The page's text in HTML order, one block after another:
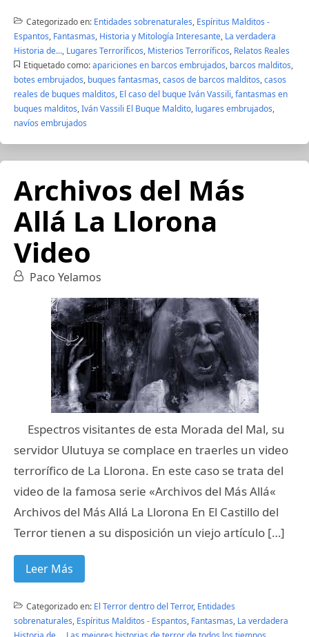
Categorizado en: Entidades sobrenaturales, Espíritus Malditos -
Espantos, Fantasmas, Historia y Mitología Interesante, La verdadera
Historia de..., Lugares Terroríficos, Misterios Terroríficos, Relatos Reales
Etiquetado como: apariciones en barcos embrujados, barcos malditos,
botes embrujados, buques fantasmas,casos de barcos malditos,casos
reales de buques malditos, El caso del buque Iván Vassili,fantasmas en
buques malditos,Iván Vassili El Buque Maldito, lugares embrujados,
navíos embrujados
Archivos del Más
Allá La Llorona
Video
Paco Yelamos
Espectros visitantes de esta Morada del Mal, su
servidor Ulutuya se complace en traerles un video
terrorífico de La Llorona. En este caso se trata del
video de la famosa serie «Archivos del Más Allá«
Archivos del Más Allá La Llorona En El Castillo del
Terror tienen a su disposición un viejo artículo […]
Leer Más
Categorizado en: El Terror dentro del Terror, Entidades
sobrenaturales, Espíritus Malditos - Espantos, Fantasmas, La verdadera